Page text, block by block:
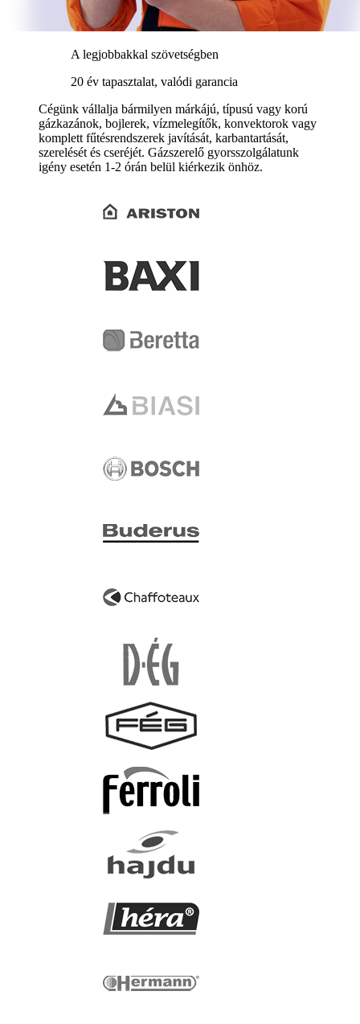
A legjobbakkal szövetségben
20 év tapasztalat, valódi garancia
Cégünk vállalja bármilyen márkájú, típusú vagy korú
gázkazánok, bojlerek, vízmelegítők, konvektorok vagy
komplett fűtésrendszerek javítását, karbantartását,
szerelését és cseréjét. Gázszerelő gyorsszolgálatunk
igény esetén 1-2 órán belül kiérkezik önhöz.